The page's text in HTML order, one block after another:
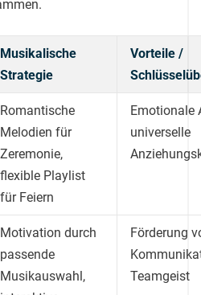
Musikalische
Strategie
Vorteile /
Romantische
Melodien für
Zeremonie,
flexible Playlist
für Feiern
Emotionale
universelle
Motivation durch
passende
Musikauswahl,
Förderung
Teamgeist